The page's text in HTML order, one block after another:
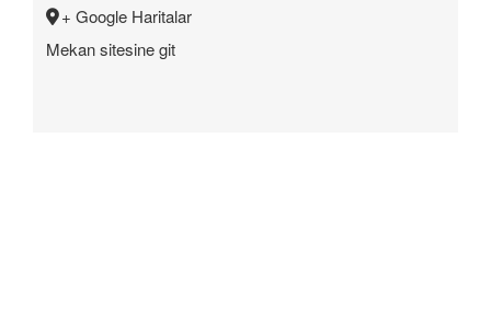
+ Google Haritalar
Mekan sitesine git